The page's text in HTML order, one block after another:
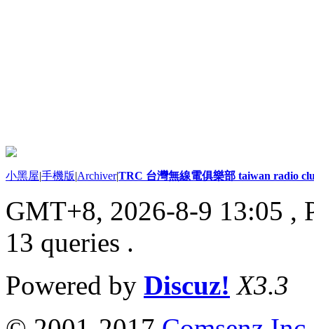
小黑屋|手機版|Archiver|TRC 台灣無線電俱樂部 taiwan radio
GMT+8, 2026-8-9 13:05 ,
13 queries .
Powered by Discuz! X3.3